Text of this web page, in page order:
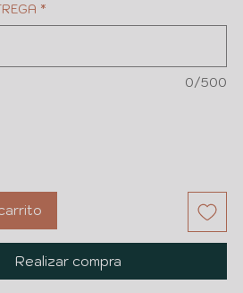
*
0/500
Realizar compra